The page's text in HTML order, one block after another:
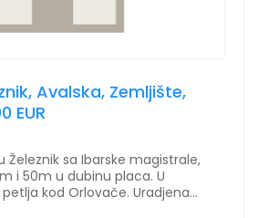
Avalska, Zemljište,
EUR
Železnik sa Ibarske magistrale,
i 50m u dubinu placa. U
kod Orlovače. Uradjena...